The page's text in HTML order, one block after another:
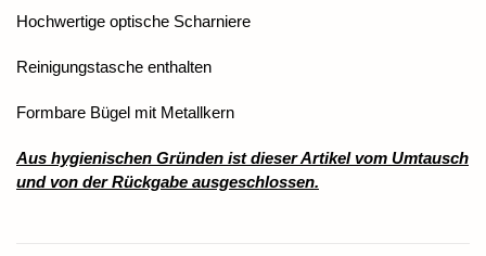
Hochwertige optische Scharniere
Reinigungstasche enthalten
Formbare Bügel mit Metallkern
Aus hygienischen Gründen ist dieser Artikel vom Umtausch
und von der Rückgabe ausgeschlossen.